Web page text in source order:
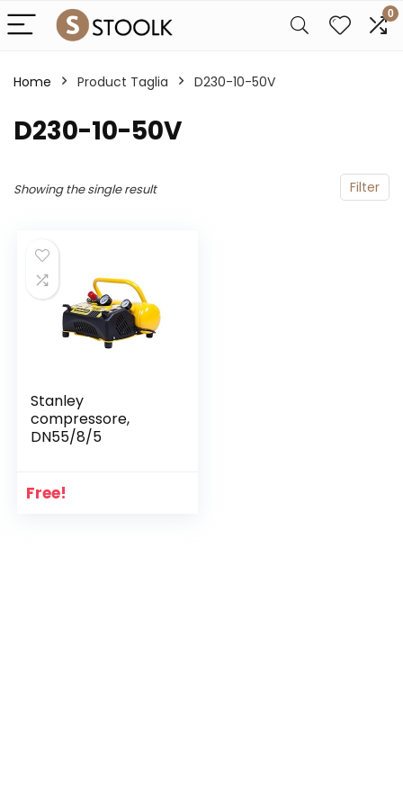
0
Home Product Taglia D230-10-50V
D230-10-50V
Filter
Showing the single result
Stanley
compressore,
DN55/8/5
Free!